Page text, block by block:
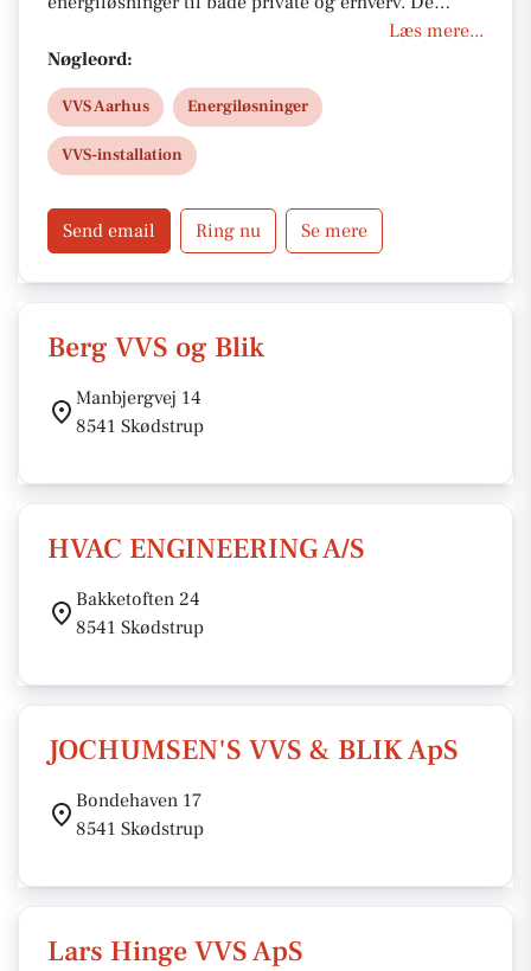
tilbyder installationer, reparationer og rådgivning
inden for VVS, herunder badeværelser, køkkener og
varmesystemer. Med et fokus på kvalitet,
kundetilfredshed og energieffektivitet er de medlem
af Tekniq, hvilket sikrer kunder garanti og tryghed.
Læs mere...
Nøgleord:
VVS Aarhus Energiløsninger
VVS-installation
Send email Ring nu Se mere
Berg VVS og Blik
Manbjergvej 14
8541 Skødstrup
HVAC ENGINEERING A/S
Bakketoften 24
8541 Skødstrup
JOCHUMSEN'S VVS & BLIK ApS
Bondehaven 17
8541 Skødstrup
Lars Hinge VVS ApS